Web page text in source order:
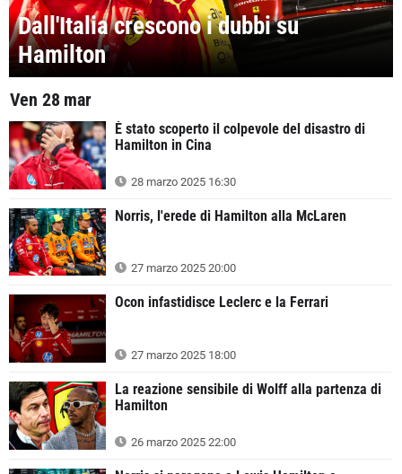
Dall'Italia crescono i dubbi su
Hamilton
Ven 28 mar
È stato scoperto il colpevole del disastro di
Hamilton in Cina
28 marzo 2025 16:30
Norris, l'erede di Hamilton alla McLaren
27 marzo 2025 20:00
Ocon infastidisce Leclerc e la Ferrari
27 marzo 2025 18:00
La reazione sensibile di Wolff alla partenza di
Hamilton
26 marzo 2025 22:00